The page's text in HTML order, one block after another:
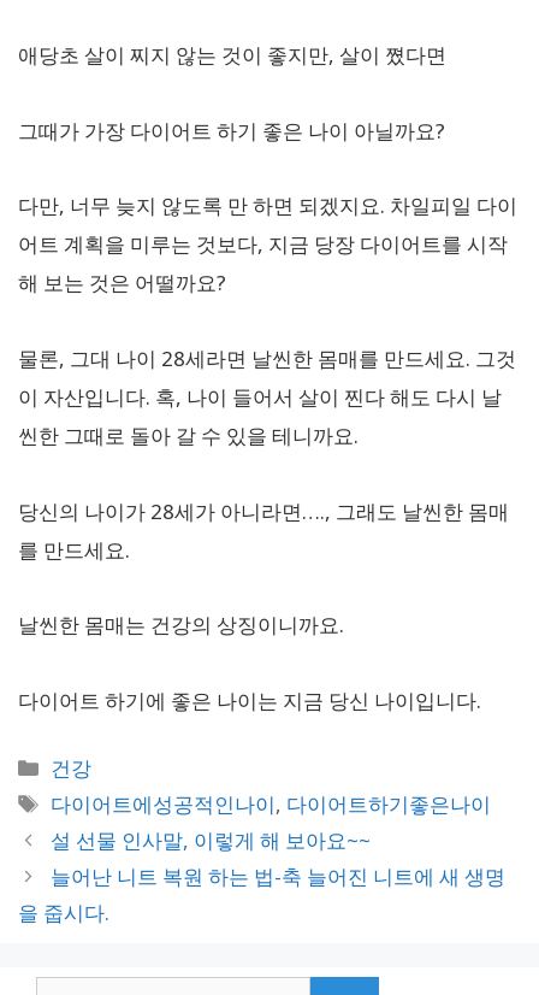
애당초 살이 찌지 않는 것이 좋지만, 살이 쪘다면
그때가 가장 다이어트 하기 좋은 나이 아닐까요?
다만, 너무 늦지 않도록 만 하면 되겠지요. 차일피일 다이
어트 계획을 미루는 것보다, 지금 당장 다이어트를 시작
해 보는 것은 어떨까요?
물론, 그대 나이 28세라면 날씬한 몸매를 만드세요. 그것
이 자산입니다. 혹, 나이 들어서 살이 찐다 해도 다시 날
씬한 그때로 돌아 갈 수 있을 테니까요.
당신의 나이가 28세가 아니라면…., 그래도 날씬한 몸매
를 만드세요.
날씬한 몸매는 건강의 상징이니까요.
다이어트 하기에 좋은 나이는 지금 당신 나이입니다.
카
테
고
리
건강
태
그
다이어트에성공적인나이, 다이어트하기좋은나이
설 선물 인사말, 이렇게 해 보아요~~
늘어난 니트 복원 하는 법-축 늘어진 니트에 새 생명
을 줍시다.